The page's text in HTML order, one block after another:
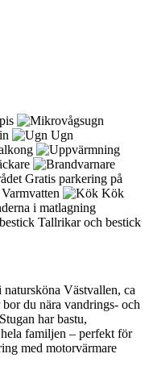
Ugn
Gratis parkering på
Varmvatten
Kök
Tallrikar och bestick
Västvallen, ca
du nära vandrings- och
har bastu,
familjen – perfekt för
med motorvärmare